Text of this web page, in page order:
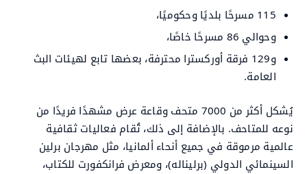
115 مسرحًا بلديًا وحكوميًا،
وحوالي 86 مسرحًا خاصًا،
و129 فرقة أوركسترا محترفة، بعضها تابع لهيئات البث
العامة.
يُشكل أكثر من 7000 متحف وقاعة عرض مشهدًا فريدًا من
نوعه للمتاحف. بالإضافة إلى ذلك، تُقام فعاليات ثقافية
عالمية مرموقة في جميع أنحاء ألمانيا، مثل مهرجان برلين
السينمائي الدولي (برليناله)، ومعرض فرانكفورت للكتاب،